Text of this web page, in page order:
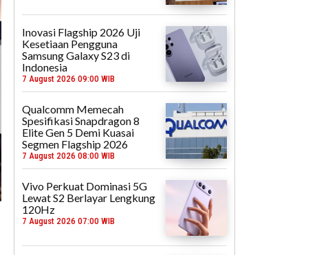
Inovasi Flagship 2026 Uji
Kesetiaan Pengguna
Samsung Galaxy S23 di
Indonesia
7 August 2026 09:00 WIB
Qualcomm Memecah
Spesifikasi Snapdragon 8
Elite Gen 5 Demi Kuasai
Segmen Flagship 2026
7 August 2026 08:00 WIB
Vivo Perkuat Dominasi 5G
Lewat S2 Berlayar Lengkung
120Hz
7 August 2026 07:00 WIB